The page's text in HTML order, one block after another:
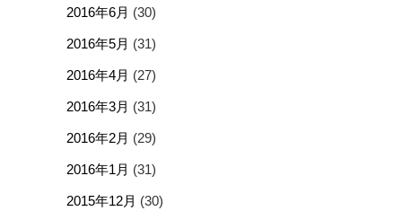
2016年6月 (30)
2016年5月 (31)
2016年4月 (27)
2016年3月 (31)
2016年2月 (29)
2016年1月 (31)
2015年12月 (30)